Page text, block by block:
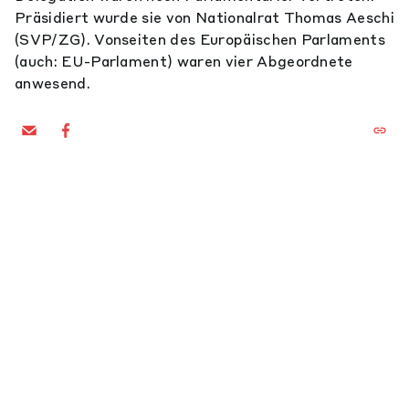
Präsidiert wurde sie von Nationalrat Thomas Aeschi
(SVP/ZG). Vonseiten des Europäischen Parlaments
(auch: EU-Parlament) waren vier Abgeordnete
anwesend.